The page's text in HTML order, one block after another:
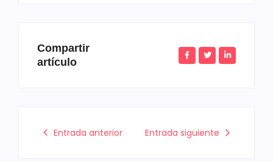
Compartir
artículo
Entrada anterior Entrada siguiente